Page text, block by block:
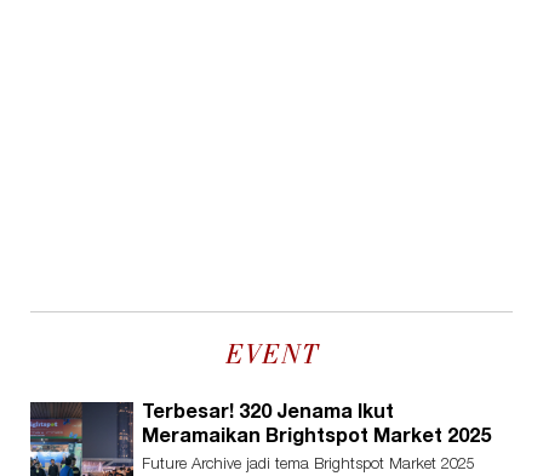
EVENT
Terbesar! 320 Jenama Ikut
Meramaikan Brightspot Market 2025
Future Archive jadi tema Brightspot Market 2025